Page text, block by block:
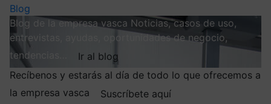
Blog
Blog de la empresa vasca Noticias, casos de uso,
entrevistas, ayudas, oportunidades de negocio,
tendencias…
Ir al blog
Recíbenos y estarás al día de todo lo que ofrecemos a
la empresa vasca
Suscríbete aquí